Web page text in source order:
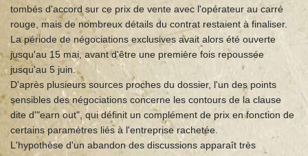
tombés d'accord sur ce prix de vente avec l'opérateur au carré
rouge, mais de nombreux détails du contrat restaient à finaliser.
La période de négociations exclusives avait alors été ouverte
jusqu'au 15 mai, avant d'être une première fois repoussée
jusqu'au 5 juin.
D'après plusieurs sources proches du dossier, l'un des points
sensibles des négociations concerne les contours de la clause
dite d'"earn out", qui définit un complément de prix en fonction de
certains paramètres liés à l'entreprise rachetée.
L'hypothèse d'un abandon des discussions apparaît très